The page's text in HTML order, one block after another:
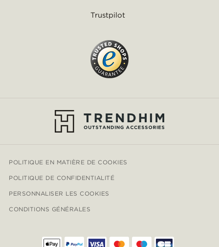
Trustpilot
POLITIQUE EN MATIÈRE DE COOKIES
POLITIQUE DE CONFIDENTIALITÉ
PERSONNALISER LES COOKIES
CONDITIONS GÉNÉRALES